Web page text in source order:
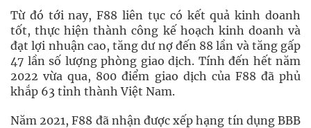
Từ đó tới nay, F88 liên tục có kết quả kinh doanh
tốt, thực hiện thành công kế hoạch kinh doanh và
đạt lợi nhuận cao, tăng dư nợ đến 88 lần và tăng gấp
47 lần số lượng phòng giao dịch. Tính đến hết năm
2022 vừa qua, 800 điểm giao dịch của F88 đã phủ
khắp 63 tỉnh thành Việt Nam.
Năm 2021, F88 đã nhận được xếp hạng tín dụng BBB